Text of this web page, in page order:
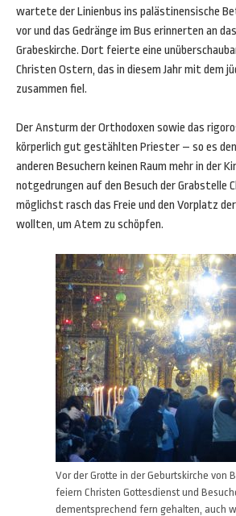
wartete der Linienbus ins palästinensische
vor und das Gedränge im Bus erinnerten an
Grabeskirche. Dort feierte eine
Christen Ostern, das in diesem Jahr mit dem
zusammen fiel.
Der Ansturm der Orthodoxen sowie das
körperlich gut gestählten Priester – so es
anderen Besuchern keinen Raum mehr in der
notgedrungen auf den Besuch der Grabstelle
möglichst rasch das Freie und den Vorplatz
wollten, um Atem zu schöpfen.
Vor der Grotte in der Geburtskirche von
feiern Christen Gottesdienst und
dementsprechend fern gehalten, auch